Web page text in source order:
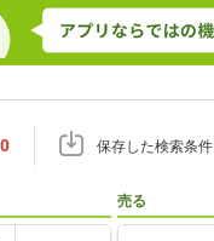
0 保存した検索条件
売る